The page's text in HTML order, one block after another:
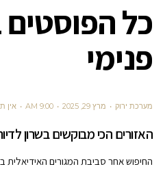
כל
פנימי
מערכת ירוק מרץ 29, 2025 9:00 AM אין
האזורים הכי מבוקשים בשרון
החיפוש אחר סביבת המגורים האידיאלית